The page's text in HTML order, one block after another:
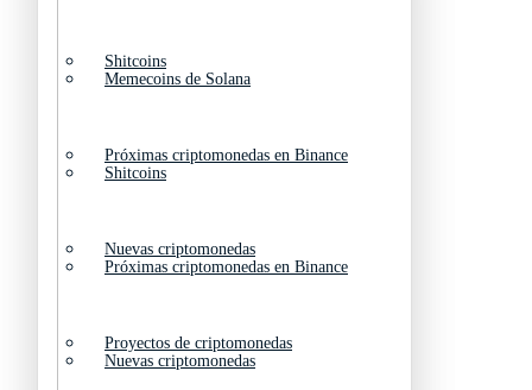
Shitcoins
Próximas criptomonedas en Binance
Nuevas criptomonedas
Proyectos de criptomonedas
Memecoins de Solana
Shitcoins
Próximas criptomonedas en Binance
Nuevas criptomonedas